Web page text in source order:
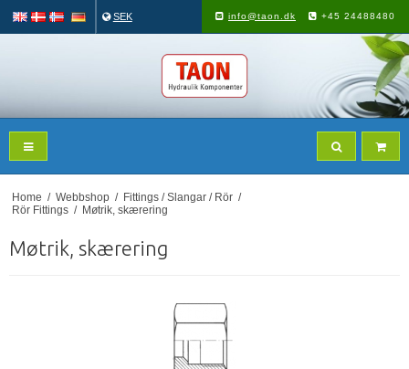
SEK info@taon.dk +45 24488480
Home / Webbshop / Fittings / Slangar / Rör /
Rör Fittings / Møtrik, skærering
Møtrik, skærering